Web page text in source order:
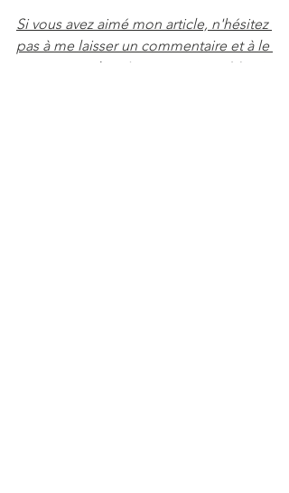
Si vous avez aimé mon article, n'hésitez
pas à me laisser un commentaire et à le
partager sur les réseaux sociaux. Merci